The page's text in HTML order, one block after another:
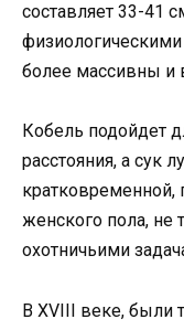
составляет 33-41
более массивны и
Кобель подойдет
расстояния, а сук
кратковременной,
женского пола, не
охотничьими
В XVIII веке, были